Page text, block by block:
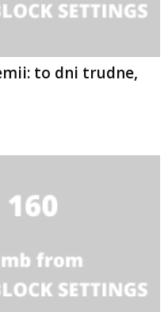
to dni trudne,